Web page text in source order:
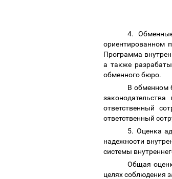
4.
ориентированном
Программа
а также
обменного бюро.
В обменном
ответственный
ответственный
5. Оценка
надежности
системы
Общая
целях соблюдения